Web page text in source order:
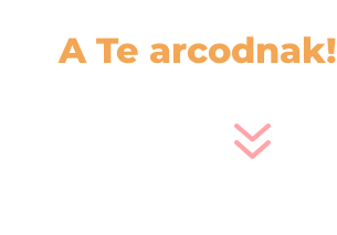
A Te arcodnak!
7